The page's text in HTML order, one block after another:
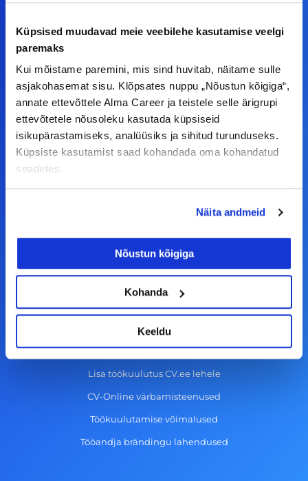
Küpsised muudavad meie veebilehe kasutamise veelgi
paremaks
Kui mõistame paremini, mis sind huvitab, näitame sulle
asjakohasemat sisu. Klõpsates nuppu „Nõustun kõigiga“,
annate ettevõttele Alma Career ja teistele selle ärigrupi
ettevõtetele nõusoleku kasutada küpsiseid
isikupärastamiseks, analüüsiks ja sihitud turunduseks.
Küpsiste kasutamist saad kohandada oma kohandatud
seadetes.
Näita andmeid
Nõustun kõigiga
Kohanda
Keeldu
ettepanekuid erinevate teemade osas või soovid
teha koostööd, siis võta meiega julgelt ühendust.
F
a
c
b
-
I
n
s
a
a
m
L
i
n
e
n
Y
o
u
u
b
© Alma Career Estonia OÜ
Aktiveeri tööpakkumiste teavitus
KKK
Kasutustingimused
Lisa töökuulutus CV.ee lehele
CV-Online värbamisteenused
Töökuulutamise võimalused
Tööandja brändingu lahendused